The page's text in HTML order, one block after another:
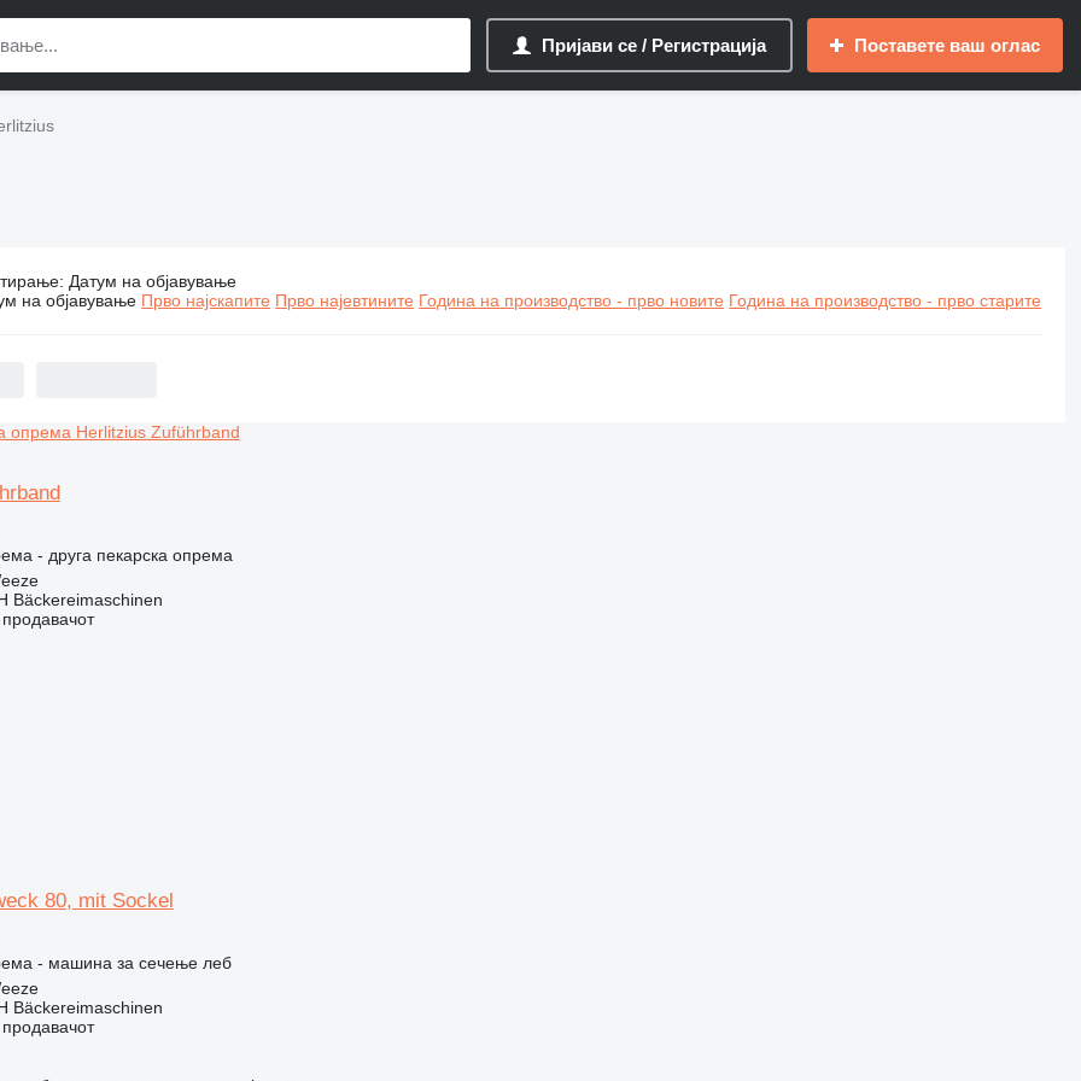
Пријави се / Регистрација Поставете ваш оглас
опреми Herlitzius
: Датум на објавување
на објавување Прво најскапите Прво најевтините Година на производство - прво новите Година на производство - прво старите
- друга пекарска опрема
Bäckereimaschinen
продавачот
80, mit Sockel
- машина за сечење леб
Bäckereimaschinen
продавачот